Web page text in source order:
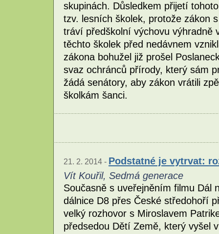
skupinách. Důsledkem přijetí
tzv. lesních školek, protože zákon
tráví předškolní výchovu výhradně
těchto školek před nedávnem
zákona bohužel již prošel
svaz ochránců přírody, který sám
žádá senátory, aby zákon vrátili
školkám šanci.
21. 2. 2014 - Podstatné je vytrvat:
Vít Kouřil, Sedmá generace
Současně s uveřejněním filmu Dál
dálnice D8 přes České středohoří
velký rozhovor s Miroslavem
předsedou Dětí Země, který vyšel